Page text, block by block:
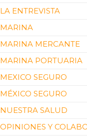
LA ENTREVISTA
MARINA
MARINA MERCANTE
MARINA PORTUARIA
MEXICO SEGURO
MÉXICO SEGURO
NUESTRA SALUD
OPINIONES Y